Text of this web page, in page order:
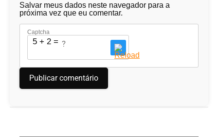
Salvar meus dados neste navegador para a
próxima vez que eu comentar.
Captcha
5 + 2 = ?